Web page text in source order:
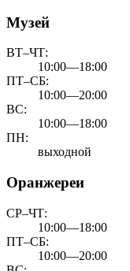
Музей
ВТ–ЧТ:
10:00—18:00
ПТ–СБ:
10:00—20:00
ВС:
10:00—18:00
ПН:
выходной
Оранжереи
СР–ЧТ:
10:00—18:00
ПТ–СБ:
10:00—20:00